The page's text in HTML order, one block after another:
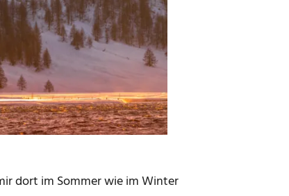
dort im Sommer wie im Winter